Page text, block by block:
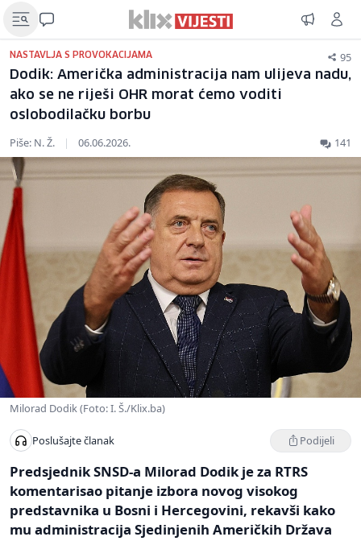
NASTAVLJA S PROVOKACIJAMA 95
Dodik: Američka administracija nam ulijeva nadu,
ako se ne riješi OHR morat ćemo voditi
oslobodilačku borbu
Piše: N. Ž. | 06.06.2026. 141
Milorad Dodik (Foto: I. Š./Klix.ba)
Poslušajte članak Podijeli
Predsjednik SNSD-a Milorad Dodik je za RTRS
komentarisao pitanje izbora novog visokog
predstavnika u Bosni i Hercegovini, rekavši kako
mu administracija Sjedinjenih Američkih Država